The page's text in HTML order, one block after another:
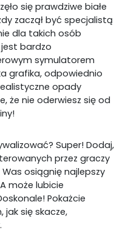
się prawdziwe białe
zaczął być specjalistą
dla takich osób
bardzo
symulatorem
grafika, odpowiednio
opady
że nie oderwiesz się od
Super! Dodaj,
przez graczy
osiągnię najlepszy
może lubicie
Pokażcie
się skacze,